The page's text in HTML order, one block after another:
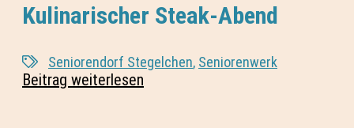
Kulinarischer Steak-Abend
Seniorendorf Stegelchen, Seniorenwerk
Beitrag weiterlesen